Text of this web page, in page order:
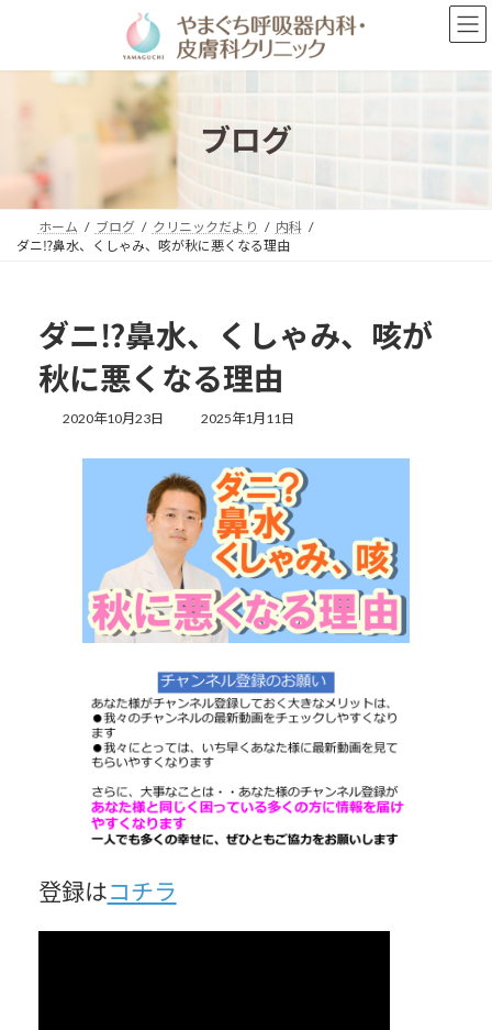
ン
プ
ー
動
ブログ
ホーム ブログ クリニックだより
内科
ダニ⁉鼻水、くしゃみ、咳が秋に悪くなる理由
ダニ⁉鼻水、くしゃみ、咳が
秋に悪くなる理由
2020年10月23日
最
更
日
時
:
2025年1月11日
登録はコチラ